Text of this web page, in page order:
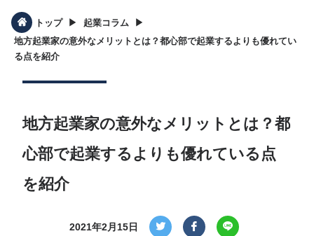
トップ ▶︎ 起業コラム ▶︎
地方起業家の意外なメリットとは？都心部で起業するよりも優れてい
る点を紹介
地方起業家の意外なメリットとは？都
心部で起業するよりも優れている点
を紹介
2021年2月15日